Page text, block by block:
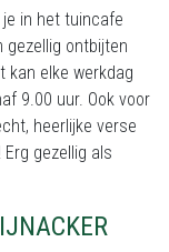
in het tuincafe
gezellig ontbijten
kan elke werkdag
9.00 uur. Ook voor
heerlijke verse
gezellig als